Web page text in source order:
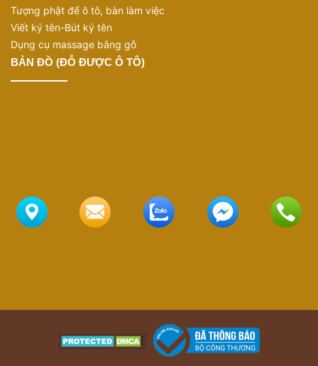
Tượng phật để ô tô, bàn làm việc
Viết ký tên-Bút ký tên
Dụng cụ massage bằng gỗ
BẢN ĐỒ (ĐỖ ĐƯỢC Ô TÔ)